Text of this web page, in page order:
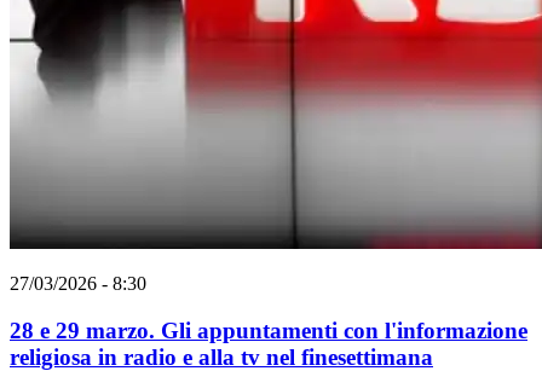
27/03/2026 - 8:30
28 e 29 marzo. Gli appuntamenti con l'informazione
religiosa in radio e alla tv nel finesettimana